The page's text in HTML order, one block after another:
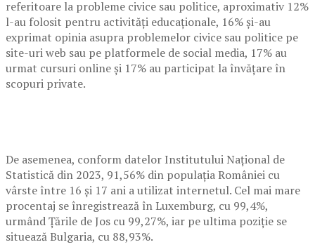
referitoare la probleme civice sau politice, aproximativ 12%
l-au folosit pentru activități educaționale, 16% și-au
exprimat opinia asupra problemelor civice sau politice pe
site-uri web sau pe platformele de social media, 17% au
urmat cursuri online și 17% au participat la învățare în
scopuri private.
De asemenea, conform datelor Institutului Național de
Statistică din 2023, 91,56% din populația României cu
vârste între 16 și 17 ani a utilizat internetul. Cel mai mare
procentaj se înregistrează în Luxemburg, cu 99,4%,
urmând Țările de Jos cu 99,27%, iar pe ultima poziție se
situează Bulgaria, cu 88,93%.